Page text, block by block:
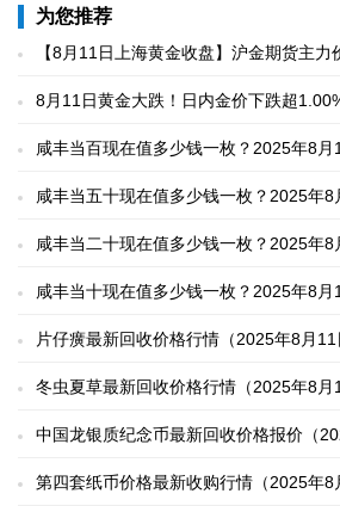
为您推荐
【8月11日上海黄金收盘】沪金期货主力
8月11日黄金大跌！日内金价下跌超
咸丰当百现在值多少钱一枚？2025年8月
咸丰当五十现在值多少钱一枚？2025年8
咸丰当二十现在值多少钱一枚？2025年8
咸丰当十现在值多少钱一枚？2025年8月
片仔癀最新回收价格行情（2025年8月11
冬虫夏草最新回收价格行情（2025年8月
中国龙银质纪念币最新回收价格报价（
第四套纸币价格最新收购行情（2025年8